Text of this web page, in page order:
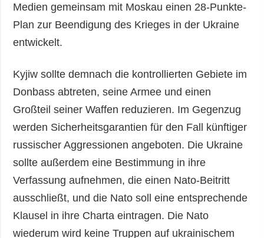
Medien gemeinsam mit Moskau einen 28-Punkte-
Plan zur Beendigung des Krieges in der Ukraine
entwickelt.
Kyjiw sollte demnach die kontrollierten Gebiete im
Donbass abtreten, seine Armee und einen
Großteil seiner Waffen reduzieren. Im Gegenzug
werden Sicherheitsgarantien für den Fall künftiger
russischer Aggressionen angeboten. Die Ukraine
sollte außerdem eine Bestimmung in ihre
Verfassung aufnehmen, die einen Nato-Beitritt
ausschließt, und die Nato soll eine entsprechende
Klausel in ihre Charta eintragen. Die Nato
wiederum wird keine Truppen auf ukrainischem